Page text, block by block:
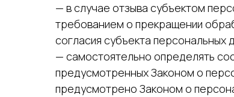
— в случае отзыва субъектом
требованием о прекращении
согласия субъекта персональных
— самостоятельно определять
предусмотренных Законом о
предусмотрено Законом о